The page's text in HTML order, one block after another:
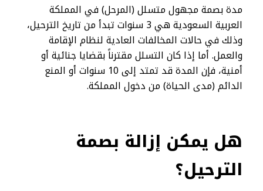
مدة بصمة مجهول متسلل (المرحل) في المملكة
العربية السعودية هي 3 سنوات تبدأ من تاريخ الترحيل،
وذلك في حالات المخالفات العادية لنظام الإقامة
والعمل. أما إذا كان التسلل مقترناً بقضايا جنائية أو
أمنية، فإن المدة قد تمتد إلى 10 سنوات أو المنع
الدائم (مدى الحياة) من دخول المملكة.
هل يمكن إزالة بصمة
الترحيل؟